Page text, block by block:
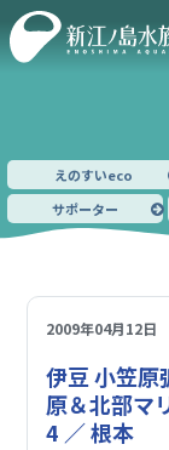
えのすいeco
サポーター
2009年04月12日
伊豆 小笠原
原＆北部マ
4 ／ 根本